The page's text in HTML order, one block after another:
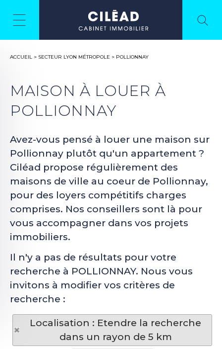
ACCUEIL > SECTEUR LYON MÉTROPOLE > POLLIONNAY
MAISON À LOUER À
POLLIONNAY
Avez-vous pensé à louer une maison sur
Pollionnay plutôt qu'un appartement ?
Ciléad propose régulièrement des
maisons de ville au coeur de Pollionnay,
pour des loyers compétitifs charges
comprises. Nos conseillers sont là pour
vous accompagner dans vos projets
immobiliers.
Il n'y a pas de résultats pour votre
recherche à POLLIONNAY. Nous vous
invitons à modifier vos critères de
recherche :
Localisation : Etendre la recherche
dans un rayon de 5 km